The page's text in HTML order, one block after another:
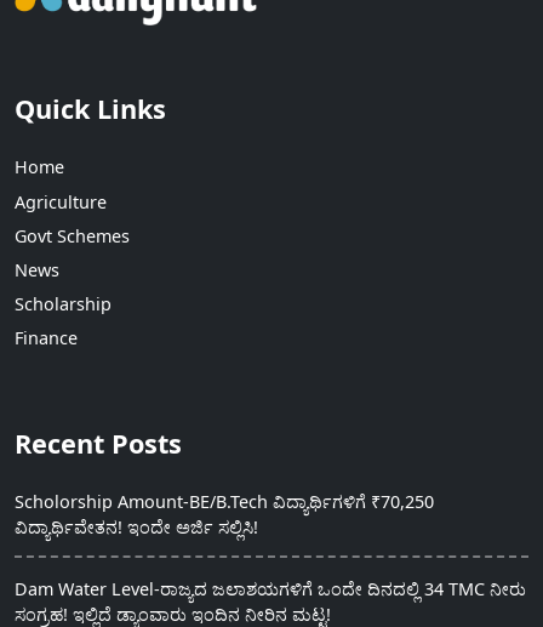
Quick Links
Home
Agriculture
Govt Schemes
News
Scholarship
Finance
Recent Posts
Scholorship Amount-BE/B.Tech ವಿದ್ಯಾರ್ಥಿಗಳಿಗೆ ₹70,250
ವಿದ್ಯಾರ್ಥಿವೇತನ! ಇಂದೇ ಅರ್ಜಿ ಸಲ್ಲಿಸಿ!
Dam Water Level-ರಾಜ್ಯದ ಜಲಾಶಯಗಳಿಗೆ ಒಂದೇ ದಿನದಲ್ಲಿ 34 TMC ನೀರು
ಸಂಗ್ರಹ! ಇಲ್ಲಿದೆ ಡ್ಯಾಂವಾರು ಇಂದಿನ ನೀರಿನ ಮಟ್ಟ!